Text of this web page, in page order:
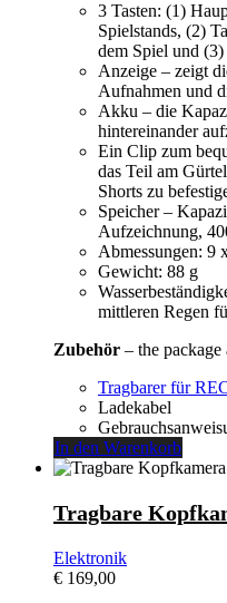
3 Tasten: (1)
Spielstands, (2)
dem Spiel und
Anzeige – zeigt
Aufnahmen und
Akku – die
hintereinander
Ein Clip zum
das Teil am
Shorts zu
Speicher –
Aufzeichnung,
Abmessungen: 9
Gewicht: 88 g
mittleren Regen
Zubehör – the package
Tragbarer für
Ladekabel
In den Warenkorb
Tragbare
Elektronik
€ 169,00